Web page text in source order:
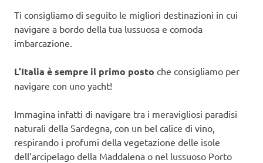
Ti consigliamo di seguito le migliori destinazioni in cui
navigare a bordo della tua lussuosa e comoda
imbarcazione.
L’Italia è sempre il primo posto che consigliamo per
navigare con uno yacht!
Immagina infatti di navigare tra i meravigliosi paradisi
naturali della Sardegna, con un bel calice di vino,
respirando i profumi della vegetazione delle isole
dell’arcipelago della Maddalena o nel lussuoso Porto